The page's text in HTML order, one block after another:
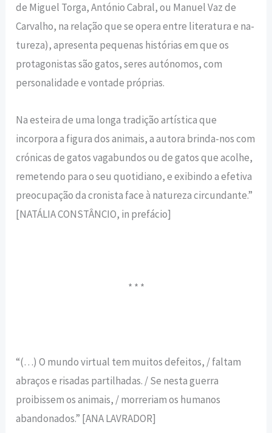
de Miguel Torga, António Cabral, ou Manuel Vaz de
Carvalho, na relação que se opera entre literatura e na­
tureza), apresenta pequenas histórias em que os
protago­nistas são gatos, seres autó­nomos, com
personalidade e vontade próprias.
Na esteira de uma longa tra­dição artística que
incorpora a figura dos animais, a autora brinda-nos com
crónicas de gatos vagabundos ou de ga­tos que acolhe,
remetendo para o seu quotidiano, e exi­bindo a efetiva
preocupação da cronista face à natureza circundante.”
[NATÁLIA CONSTÂNCIO, in prefácio]
* * *
“(…) O mundo virtual tem muitos defeitos, / faltam
abraços e risadas partilhadas. / Se nesta guerra
proibissem os animais, / morreriam os humanos
abandonados.” [ANA LAVRADOR]